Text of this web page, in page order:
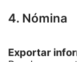
4. Nómina
Exportar